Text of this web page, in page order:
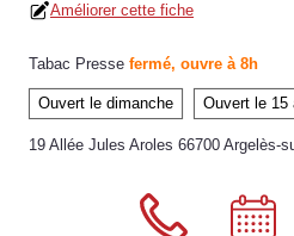
Améliorer cette fiche
Tabac Presse fermé, ouvre à 8h
Ouvert le dimanche Ouvert le 15
19 Allée Jules Aroles 66700 Argelès-